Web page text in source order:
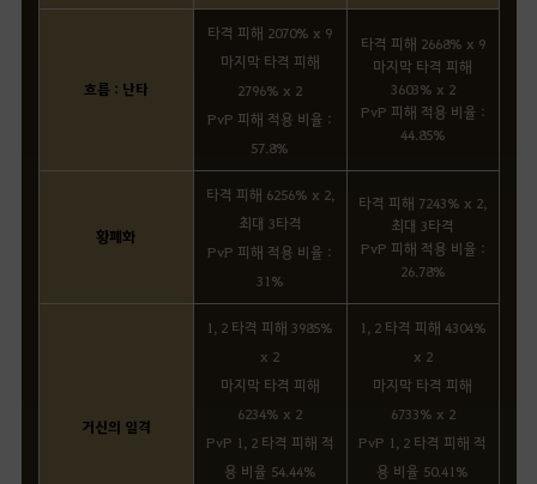
흐름 : 난타
타격 피해 2070% x 9
마지막 타격 피해
2796% x 2
PvP 피해 적용 비율 :
57.8%
타격 피해 2668% x 9
마지막 타격 피해
3603% x 2
PvP 피해 적용 비율 :
44.85%
황폐화
타격 피해 6256% x 2,
최대 3타격
PvP 피해 적용 비율 :
31%
타격 피해 7243% x 2,
최대 3타격
PvP 피해 적용 비율 :
26.78%
거신의 일격
1, 2 타격 피해 3985%
x 2
마지막 타격 피해
6234% x 2
PvP 1, 2 타격 피해 적
용 비율 54.44%
1, 2 타격 피해 4304%
x 2
마지막 타격 피해
6733% x 2
PvP 1, 2 타격 피해 적
용 비율 50.41%